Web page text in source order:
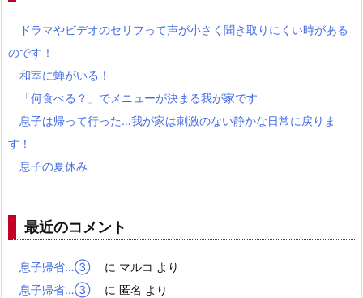
ドラマやビデオのセリフって声が小さく聞き取りにくい時がある
のです！
和室に蝉がいる！
「何食べる？」でメニューが決まる我が家です
息子は帰って行った…我が家は刺激のない静かな日常に戻りま
す！
息子の夏休み
最近のコメント
息子帰省…③ に マルコ より
息子帰省…③
に 匿名 より